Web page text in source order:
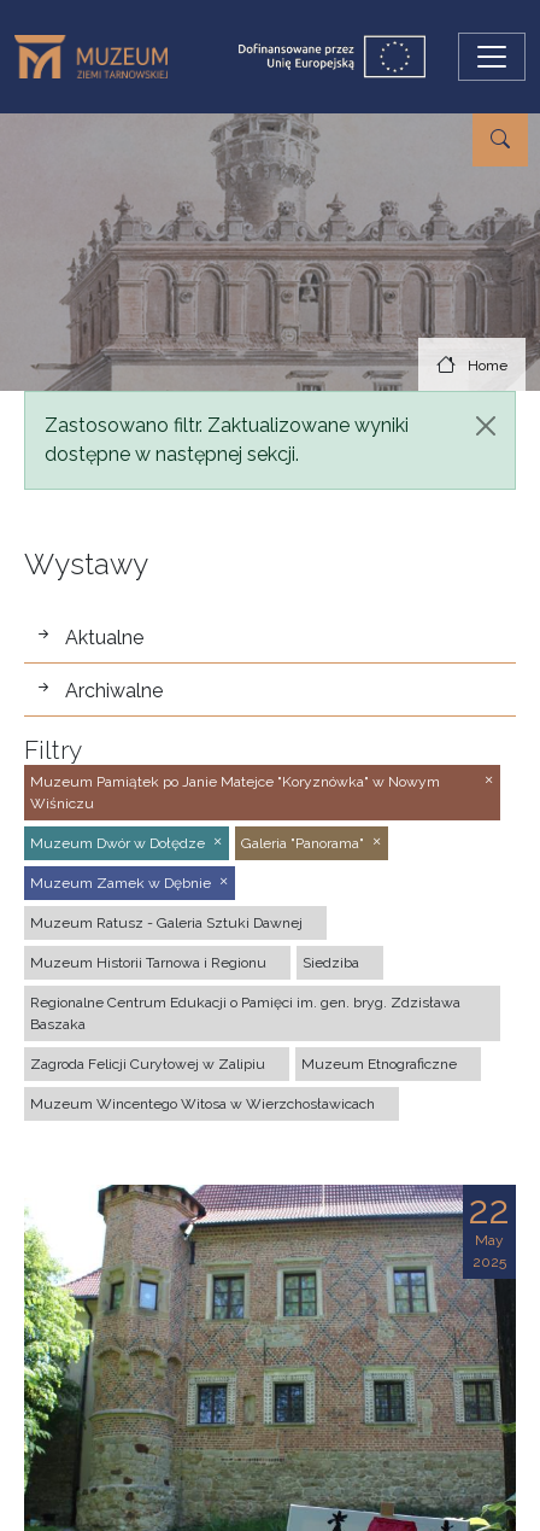
Home
Status message
Zastosowano filtr. Zaktualizowane wyniki
dostępne w następnej sekcji.
Wystawy
wystawy
Aktualne
Archiwalne
Filtry
Muzeum Pamiątek po Janie Matejce "Koryznówka" w Nowym
Wiśniczu
Muzeum Dwór w Dołędze Galeria "Panorama"
Muzeum Zamek w Dębnie
Muzeum Ratusz - Galeria Sztuki Dawnej
Muzeum Historii Tarnowa i Regionu Siedziba
Regionalne Centrum Edukacji o Pamięci im. gen. bryg. Zdzisława
Baszaka
Zagroda Felicji Curyłowej w Zalipiu Muzeum Etnograficzne
Muzeum Wincentego Witosa w Wierzchosławicach
22
May
2025